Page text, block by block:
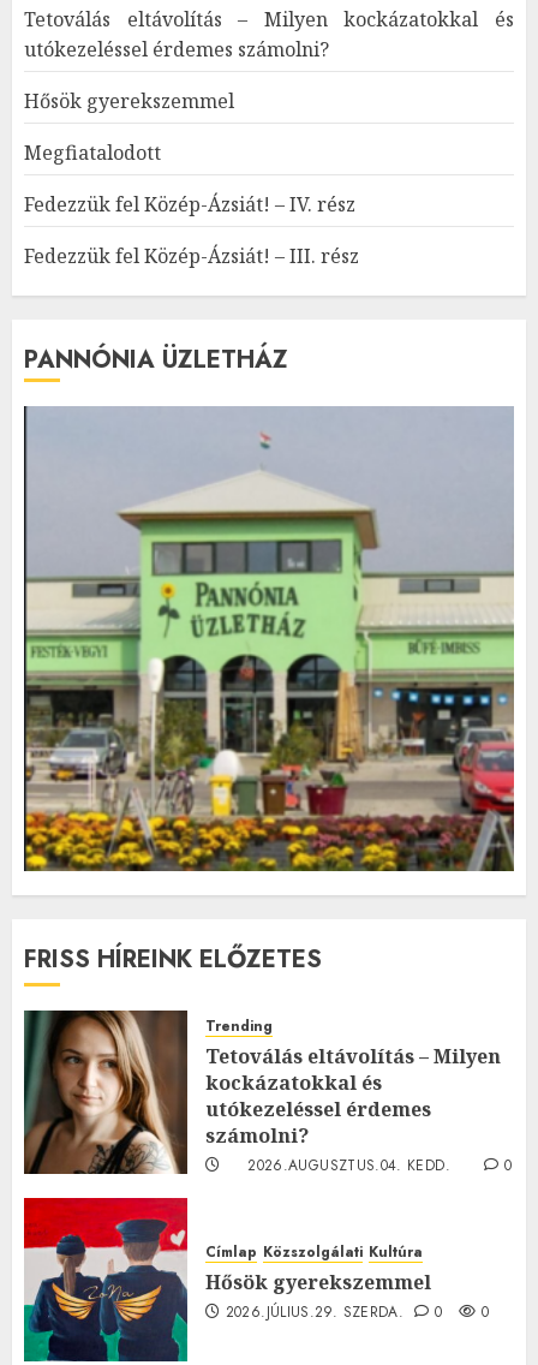
Tetoválás eltávolítás – Milyen kockázatokkal és
utókezeléssel érdemes számolni?
Hősök gyerekszemmel
Megfiatalodott
Fedezzük fel Közép-Ázsiát! – IV. rész
Fedezzük fel Közép-Ázsiát! – III. rész
PANNÓNIA ÜZLETHÁZ
FRISS HÍREINK ELŐZETES
Trending
Tetoválás eltávolítás – Milyen
kockázatokkal és
utókezeléssel érdemes
számolni?
2026.AUGUSZTUS.04. KEDD.
0
Címlap Közszolgálati Kultúra
Hősök gyerekszemmel
2026.JÚLIUS.29. SZERDA. 0 0